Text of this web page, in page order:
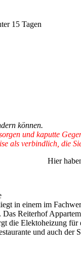
15 Tagen
können.
und kaputte
als verbindlich, die
Hier
in einem im
Reiterhof
die Elektoheizung
und auch